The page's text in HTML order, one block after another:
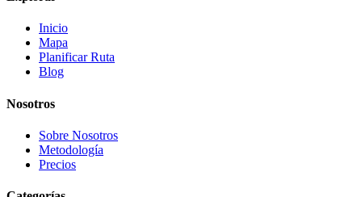
Inicio
Mapa
Planificar Ruta
Blog
Nosotros
Sobre Nosotros
Metodología
Precios